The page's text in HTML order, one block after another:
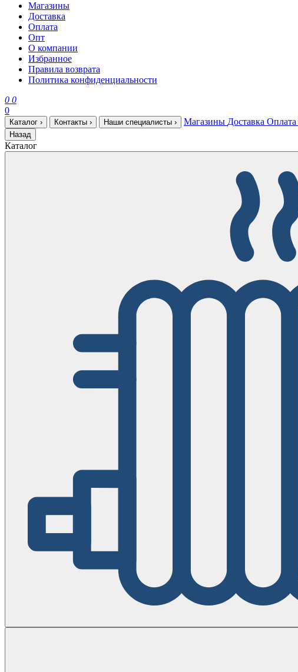
Магазины
Доставка
Оплата
Опт
О компании
Избранное
Правила возврата
Политика конфиденциальности
0 0
0
Каталог › Контакты › Наши специалисты › Магазины Доставка Оплата
Назад
Каталог